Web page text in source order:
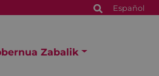
Español
Zabalik